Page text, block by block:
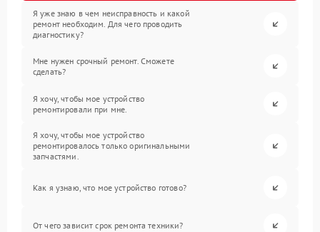
Я уже знаю в чем неисправность и какой
ремонт необходим. Для чего проводить
диагностику?
Мне нужен срочный ремонт. Сможете
сделать?
Я хочу, чтобы мое устройство
ремонтировали при мне.
Я хочу, чтобы мое устройство
ремонтировалось только оригинальными
запчастями.
Как я узнаю, что мое устройство готово?
От чего зависит срок ремонта техники?